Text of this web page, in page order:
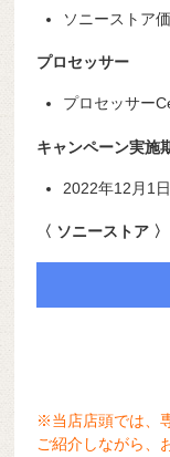
ソニーストア
プロセッサー
プロセッサー
キャンペーン実施
2022年12月1
〈 ソニーストア 〉
※当店店頭では、
ご紹介しながら、